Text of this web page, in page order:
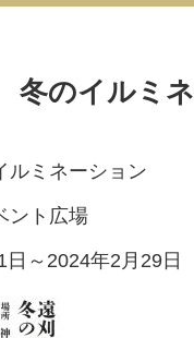
のイルミ
ミネーション
ント広場
～2024年2月29日